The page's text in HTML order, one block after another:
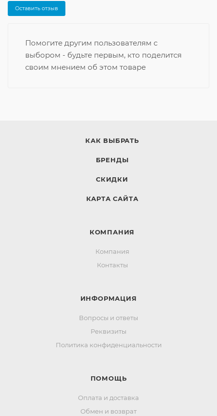
Оставить отзыв
Помогите другим пользователям с
выбором - будьте первым, кто поделится
своим мнением об этом товаре
КАК ВЫБРАТЬ
БРЕНДЫ
СКИДКИ
КАРТА САЙТА
КОМПАНИЯ
Компания
Контакты
ИНФОРМАЦИЯ
Вопросы и ответы
Реквизиты
Политика конфиденциальности
ПОМОЩЬ
Оплата и доставка
Обмен и возврат